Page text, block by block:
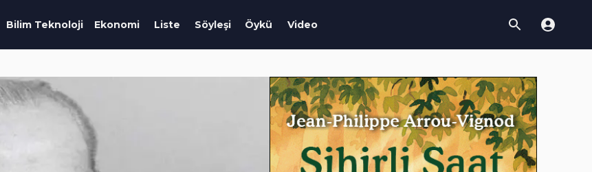
Bilim Teknoloji Ekonomi Liste Söyleşi Öykü Video